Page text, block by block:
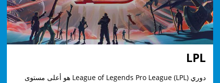
LPL
دوري League of Legends Pro League (LPL) هو أعلى مستوى